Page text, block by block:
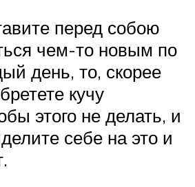
перед собою
чем-то новым по
день, то, скорее
кучу
этого не делать, и
себе на это и